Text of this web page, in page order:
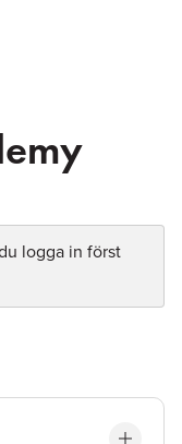
logga in först